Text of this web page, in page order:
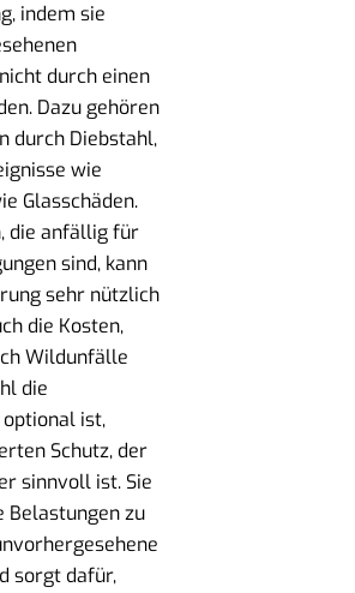
indem sie
durch einen
Dazu gehören
durch Diebstahl,
wie
Glasschäden.
die anfällig für
sind, kann
sehr nützlich
die Kosten,
Wildunfälle
die
ist,
Schutz, der
sinnvoll ist. Sie
Belastungen zu
sorgt dafür,